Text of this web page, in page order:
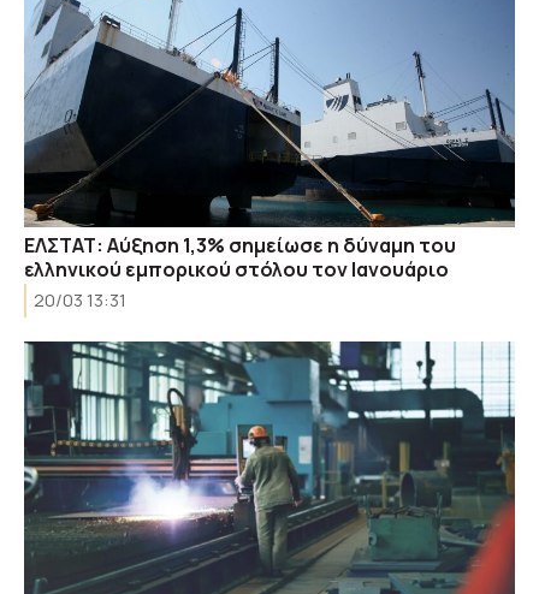
ΕΛΣΤΑΤ: Αύξηση 1,3% σημείωσε η δύναμη του
ελληνικού εμπορικού στόλου τον Ιανουάριο
20/03 13:31